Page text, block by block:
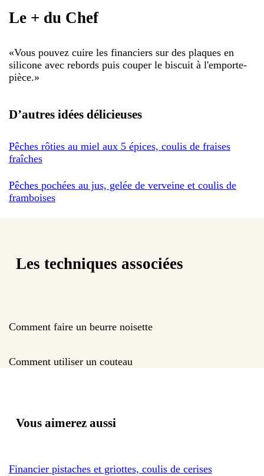
Le + du Chef
«Vous pouvez cuire les financiers sur des plaques en
silicone avec rebords puis couper le biscuit à l'emporte-
pièce.»
D’autres idées délicieuses
Pêches rôties au miel aux 5 épices, coulis de fraises
fraîches
Pêches pochées au jus, gelée de verveine et coulis de
framboises
Les techniques associées
Comment faire un beurre noisette
Comment utiliser un couteau
Vous aimerez aussi
Financier pistaches et griottes, coulis de cerises